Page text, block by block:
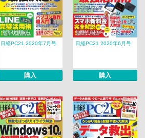
日経PC21 2020年7月号
購入
日経PC21 2020年6月号
購入